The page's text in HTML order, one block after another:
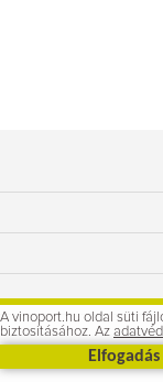
A vinoport.hu oldal süti
biztosításához. Az
Elfogadás